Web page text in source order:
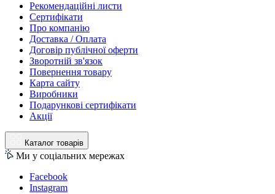
Рекомендаційні листи
Сертифікати
Про компанію
Доставка / Оплата
Договір публічної оферти
Зворотній зв'язок
Повернення товару
Карта сайту
Виробники
Подарункові сертифікати
Акції
Каталог товарів
Ми у соціальних мережах
Facebook
Instagram